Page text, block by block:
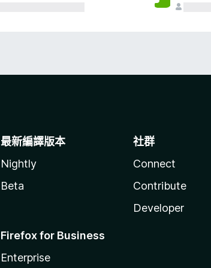
最新編譯版本
Nightly
Beta
Firefox for Business
Enterprise
社群
Connect
Contribute
Developer